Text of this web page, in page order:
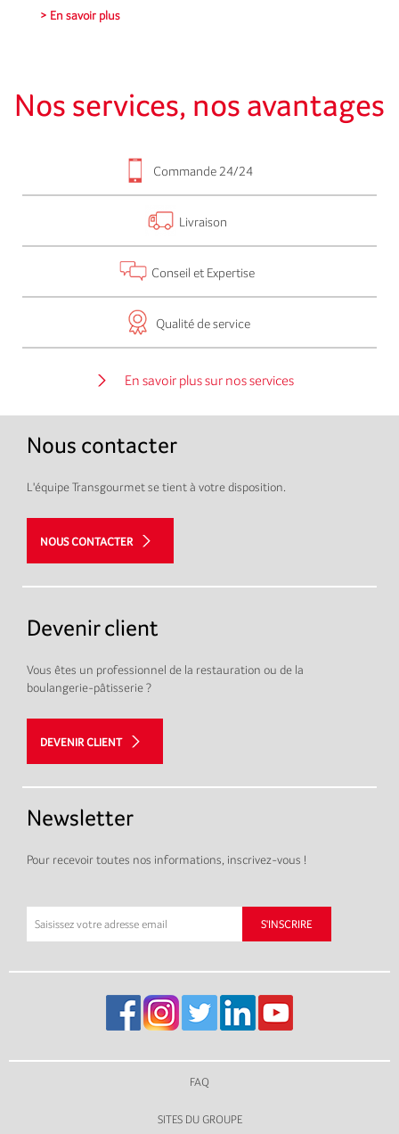
> En savoir plus
Nos services, nos avantages
Commande 24/24
Livraison
Conseil et Expertise
Qualité de service
En savoir plus sur nos services
Nous contacter
L'équipe Transgourmet se tient à votre disposition.
NOUS CONTACTER
Devenir client
Vous êtes un professionnel de la restauration ou de la
boulangerie-pâtisserie ?
DEVENIR CLIENT
Newsletter
Pour recevoir toutes nos informations, inscrivez-vous !
FAQ
SITES DU GROUPE